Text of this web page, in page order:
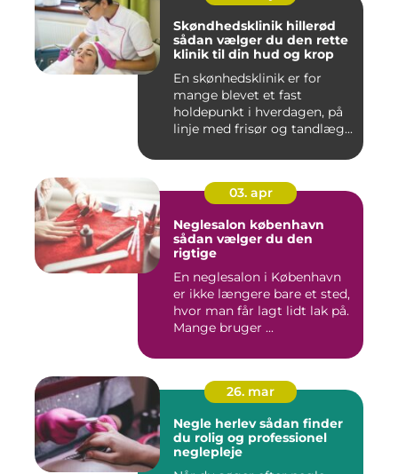
Skøndhedsklinik hillerød
sådan vælger du den rette
klinik til din hud og krop
En skønhedsklinik er for
mange blevet et fast
holdepunkt i hverdagen, på
linje med frisør og tandlæg...
03. apr
Neglesalon københavn
sådan vælger du den
rigtige
En neglesalon i København
er ikke længere bare et sted,
hvor man får lagt lidt lak på.
Mange bruger ...
26. mar
Negle herlev sådan finder
du rolig og professionel
neglepleje